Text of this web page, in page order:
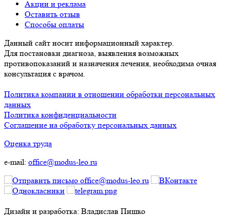
Акции и реклама
Оставить отзыв
Способы оплаты
Данный сайт носит информационный характер.
Для постановки диагноза, выявления возможных
противопоказаний и назначения лечения, необходима очная
консультация с врачом.
Политика компании в отношении обработки персональных
данных
Политика конфиденциальности
Соглашение на обработку персональных данных
Оценка труда
e-mail: office@modus-leo.ru
Дизайн и разработка: Владислав Пишко